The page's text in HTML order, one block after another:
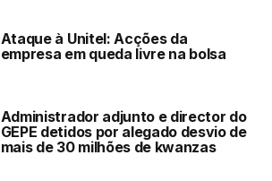
Ataque à Unitel: Acções da
empresa em queda livre na bolsa
Administrador adjunto e director do
GEPE detidos por alegado desvio de
mais de 30 milhões de kwanzas